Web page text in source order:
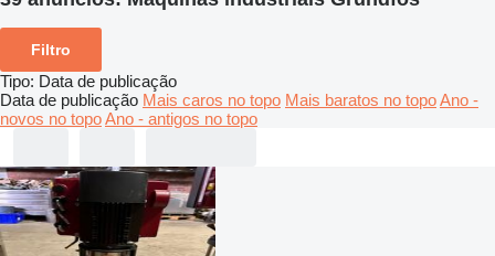
Filtro
Tipo: Data de publicação
Data de publicação Mais caros no topo Mais baratos no topoAno -
novos no topoAno - antigos no topo